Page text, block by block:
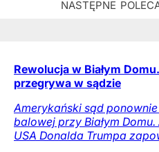
Rewolucja w Białym
przegrywa w sądzie
Amerykański sąd
balowej przy Białym
USA Donalda Trumpa